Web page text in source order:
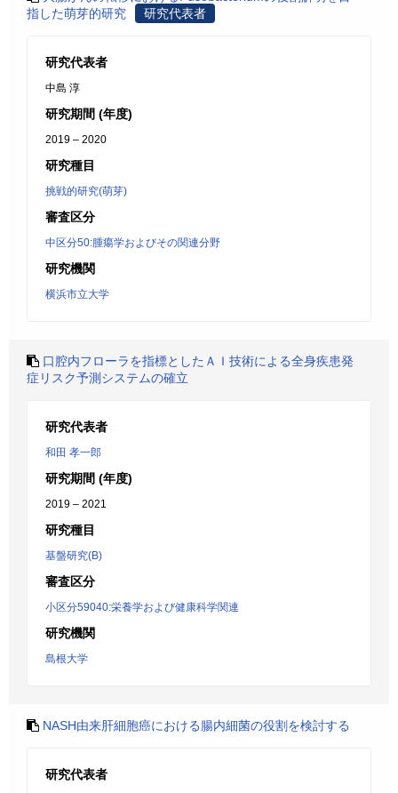
指した萌芽的研究
研究代表者
研究代表者
中島 淳
研究期間 (年度)
2019 – 2020
研究種目
挑戦的研究(萌芽)
審査区分
中区分50:腫瘍学およびその関連分野
研究機関
横浜市立大学
口腔内フローラを指標としたＡＩ技術による全身疾患発
症リスク予測システムの確立
研究代表者
和田 孝一郎
研究期間 (年度)
2019 – 2021
研究種目
基盤研究(B)
審査区分
小区分59040:栄養学および健康科学関連
研究機関
島根大学
NASH由来肝細胞癌における腸内細菌の役割を検討する
研究代表者